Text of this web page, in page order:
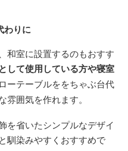
わりに
和室に設置するのもおすす
して使用している方や寝室
ーテーブルををちゃぶ台代
囲気を作れます。
を省いたシンプルなデザイ
馴染みやすくおすすめで